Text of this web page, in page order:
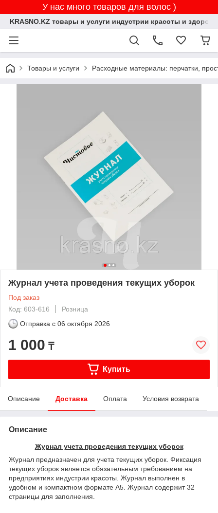
У нас много товаров для волос )
KRASNO.KZ товары и услуги индустрии красоты и
Товары и услуги Расходные материалы: перчатки,
Журнал учета проведения текущих уборок
Под заказ
Код: 603-616
Розница
Отправка с 06 октября 2026
1 000 ₸
Купить
Описание Доставка Оплата Условия возврата
Описание
Журнал учета проведения текущих уборок
Журнал предназначен для учета текущих уборок. Фиксация
текущих уборок является обязательным требованием на
предприятиях индустрии красоты. Журнал выполнен в
удобном и компактном формате A5. Журнал содержит 32
страницы для заполнения.